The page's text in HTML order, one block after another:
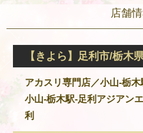
店舗
【きよら】足利市/栃木
アカスリ専門店／小山‐栃
小山‐栃木駅‐足利アジアン
利